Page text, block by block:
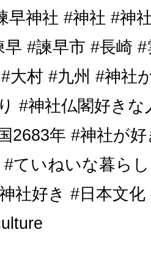
神社 #神社 #神
早 #諫早市 #長崎
大村 #九州 #神社
#神社仏閣好き
2683年 #神社が
#ていねいな暮ら
社好き #日本文化